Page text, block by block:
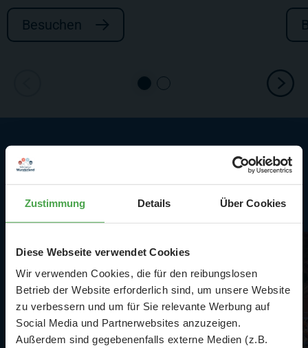
Zustimmung Details Über Cookies
Diese Webseite verwendet Cookies
Wir verwenden Cookies, die für den reibungslosen
Betrieb der Website erforderlich sind, um unsere Website
zu verbessern und um für Sie relevante Werbung auf
Social Media und Partnerwebsites anzuzeigen.
Außerdem sind gegebenenfalls externe Medien (z.B.
Besuchen
Highlights in
Mitteldeutschland